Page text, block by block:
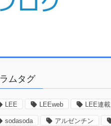
ムタグ
LEE LEEweb LEE連載
sodasoda アルゼンチン